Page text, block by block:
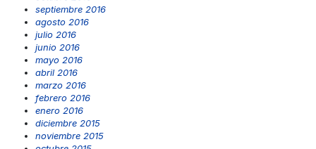
septiembre 2016
agosto 2016
julio 2016
junio 2016
mayo 2016
abril 2016
marzo 2016
febrero 2016
enero 2016
diciembre 2015
noviembre 2015